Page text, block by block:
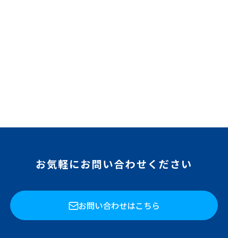
お気軽にお問い合わせください
お問い合わせはこちら